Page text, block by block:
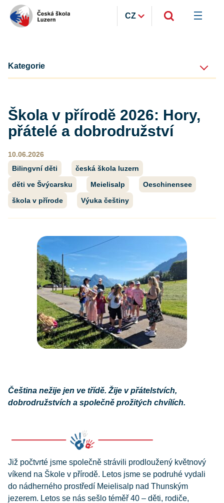
CZ
Škola v přírodě 2026: Hory,
přátelé a dobrodružství
10.06.2026
Bilingvní děti
česká škola luzern
děti ve Švýcarsku
Meielisalp
Oeschinensee
škola v přírode
Výuka češtiny
Čeština nežije jen ve třídě. Žije v přátelstvích,
dobrodružstvích a společně prožitých chvílích.
Již počtvrté jsme společně strávili prodloužený květnový
víkend na Škole v přírodě. Letos jsme se podruhé vydali
do nádherného prostředí Meielisalp nad Thunským
jezerem. Letos se nás sešlo téměř 40 – děti, rodiče,
Kategorie